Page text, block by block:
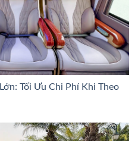
Tối Ưu Chi Phí Khi Theo